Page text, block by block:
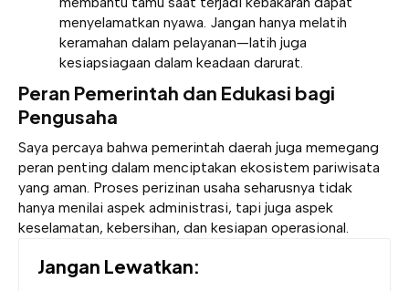
menyelamatkan nyawa. Jangan hanya melatih
keramahan dalam pelayanan—latih juga
kesiapsiagaan dalam keadaan darurat.
Peran Pemerintah dan Edukasi bagi
Pengusaha
Saya percaya bahwa pemerintah daerah juga memegang
peran penting dalam menciptakan ekosistem pariwisata
yang aman. Proses perizinan usaha seharusnya tidak
hanya menilai aspek administrasi, tapi juga aspek
keselamatan, kebersihan, dan kesiapan operasional.
Jangan Lewatkan: